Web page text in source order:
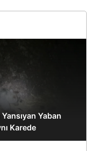
Yaban
Karede